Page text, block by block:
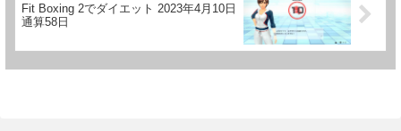
Fit Boxing 2でダイエット 2023年4月10日
通算58日